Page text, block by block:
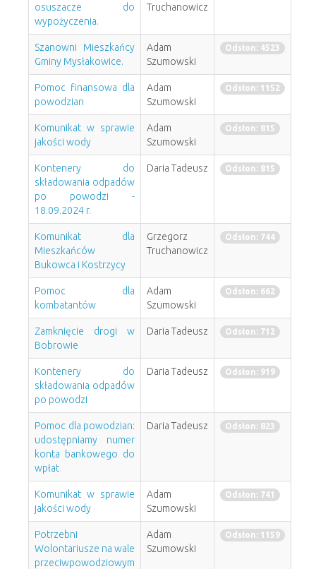
osuszacze do
wypożyczenia.
Truchanowicz
Szanowni Mieszkańcy
Gminy Mysłakowice.
Adam
Szumowski
Odsłon: 4523
Pomoc finansowa dla
powodzian
Adam
Szumowski
Odsłon: 1152
Komunikat w sprawie
jakości wody
Adam
Szumowski
Odsłon: 815
Kontenery do
składowania odpadów
po powodzi -
18.09.2024 r.
Daria Tadeusz Odsłon: 815
Komunikat dla
Mieszkańców
Bukowca i Kostrzycy
Grzegorz
Truchanowicz
Odsłon: 744
Pomoc dla
kombatantów
Adam
Szumowski
Odsłon: 662
Zamknięcie drogi w
Bobrowie
Daria Tadeusz Odsłon: 712
Kontenery do
składowania odpadów
po powodzi
Daria Tadeusz Odsłon: 919
Pomoc dla powodzian:
udostępniamy numer
konta bankowego do
wpłat
Daria Tadeusz Odsłon: 823
Komunikat w sprawie
jakości wody
Adam
Szumowski
Odsłon: 741
Potrzebni
Wolontariusze na wale
przeciwpowodziowym
Adam
Szumowski
Odsłon: 1159